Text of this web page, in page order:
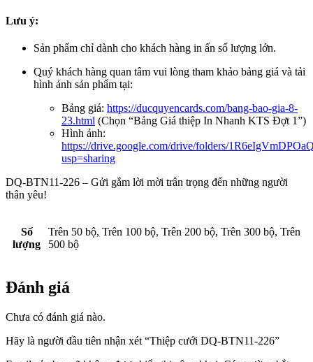
Lưu ý:
Sản phẩm chỉ dành cho khách hàng in ấn số lượng lớn.
Quý khách hàng quan tâm vui lòng tham khảo bảng giá và tải
hình ảnh sản phẩm tại:
Bảng giá: https://ducquyencards.com/bang-bao-gia-8-
23.html (Chọn “Bảng Giá thiệp In Nhanh KTS Đợt 1”)
Hình ảnh:
https://drive.google.com/drive/folders/
usp=sharing
DQ-BTN11-226 – Gửi gắm lời mời trân trọng đến những người
thân yêu!
Số
lượng
Trên 50 bộ, Trên 100 bộ, Trên 200 bộ, Trên 300 bộ, Trên
500 bộ
Đánh giá
Chưa có đánh giá nào.
Hãy là người đầu tiên nhận xét “Thiệp cưới DQ-BTN11-226”